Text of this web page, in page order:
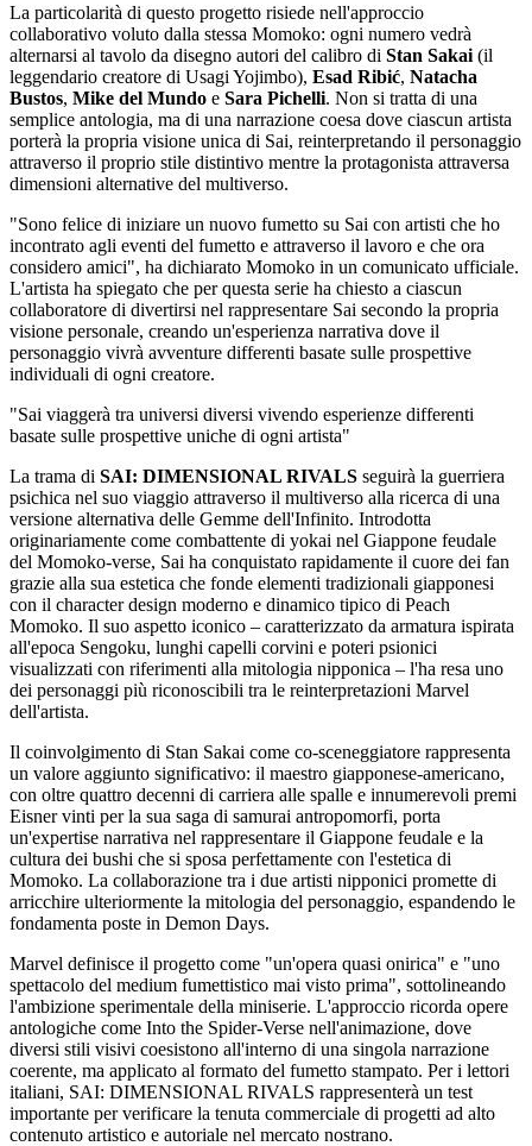
La particolarità di questo progetto risiede nell'approccio
collaborativo voluto dalla stessa Momoko: ogni numero vedrà
alternarsi al tavolo da disegno autori del calibro di Stan Sakai (il
leggendario creatore di Usagi Yojimbo), Esad Ribić, Natacha
Bustos, Mike del Mundo e Sara Pichelli. Non si tratta di una
semplice antologia, ma di una narrazione coesa dove ciascun artista
porterà la propria visione unica di Sai, reinterpretando il personaggio
attraverso il proprio stile distintivo mentre la protagonista attraversa
dimensioni alternative del multiverso.
"Sono felice di iniziare un nuovo fumetto su Sai con artisti che ho
incontrato agli eventi del fumetto e attraverso il lavoro e che ora
considero amici", ha dichiarato Momoko in un comunicato ufficiale.
L'artista ha spiegato che per questa serie ha chiesto a ciascun
collaboratore di divertirsi nel rappresentare Sai secondo la propria
visione personale, creando un'esperienza narrativa dove il
personaggio vivrà avventure differenti basate sulle prospettive
individuali di ogni creatore.
"Sai viaggerà tra universi diversi vivendo esperienze differenti
basate sulle prospettive uniche di ogni artista"
La trama di SAI: DIMENSIONAL RIVALS seguirà la guerriera
psichica nel suo viaggio attraverso il multiverso alla ricerca di una
versione alternativa delle Gemme dell'Infinito. Introdotta
originariamente come combattente di yokai nel Giappone feudale
del Momoko-verse, Sai ha conquistato rapidamente il cuore dei fan
grazie alla sua estetica che fonde elementi tradizionali giapponesi
con il character design moderno e dinamico tipico di Peach
Momoko. Il suo aspetto iconico – caratterizzato da armatura ispirata
all'epoca Sengoku, lunghi capelli corvini e poteri psionici
visualizzati con riferimenti alla mitologia nipponica – l'ha resa uno
dei personaggi più riconoscibili tra le reinterpretazioni Marvel
dell'artista.
Il coinvolgimento di Stan Sakai come co-sceneggiatore rappresenta
un valore aggiunto significativo: il maestro giapponese-americano,
con oltre quattro decenni di carriera alle spalle e innumerevoli premi
Eisner vinti per la sua saga di samurai antropomorfi, porta
un'expertise narrativa nel rappresentare il Giappone feudale e la
cultura dei bushi che si sposa perfettamente con l'estetica di
Momoko. La collaborazione tra i due artisti nipponici promette di
arricchire ulteriormente la mitologia del personaggio, espandendo le
fondamenta poste in Demon Days.
Marvel definisce il progetto come "un'opera quasi onirica" e "uno
spettacolo del medium fumettistico mai visto prima", sottolineando
l'ambizione sperimentale della miniserie. L'approccio ricorda opere
antologiche come Into the Spider-Verse nell'animazione, dove
diversi stili visivi coesistono all'interno di una singola narrazione
coerente, ma applicato al formato del fumetto stampato. Per i lettori
italiani, SAI: DIMENSIONAL RIVALS rappresenterà un test
importante per verificare la tenuta commerciale di progetti ad alto
contenuto artistico e autoriale nel mercato nostrano.